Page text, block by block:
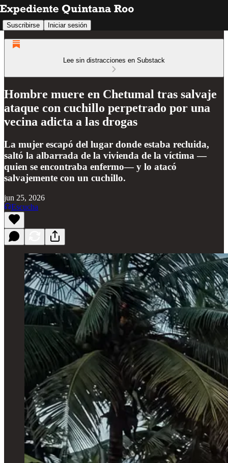
Suscribirse Iniciar sesión
Lee sin distracciones en Substack
Hombre muere en Chetumal tras salvaje
ataque con cuchillo perpetrado por una
vecina adicta a las drogas
La mujer escapó del lugar donde estaba recluida,
saltó la albarrada de la vivienda de la víctima —
quien se encontraba enfermo— y lo atacó
salvajemente con un cuchillo.
jun 25, 2026
Escucha